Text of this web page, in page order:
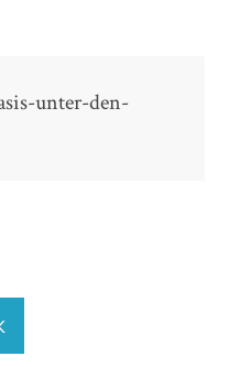
unter-den-